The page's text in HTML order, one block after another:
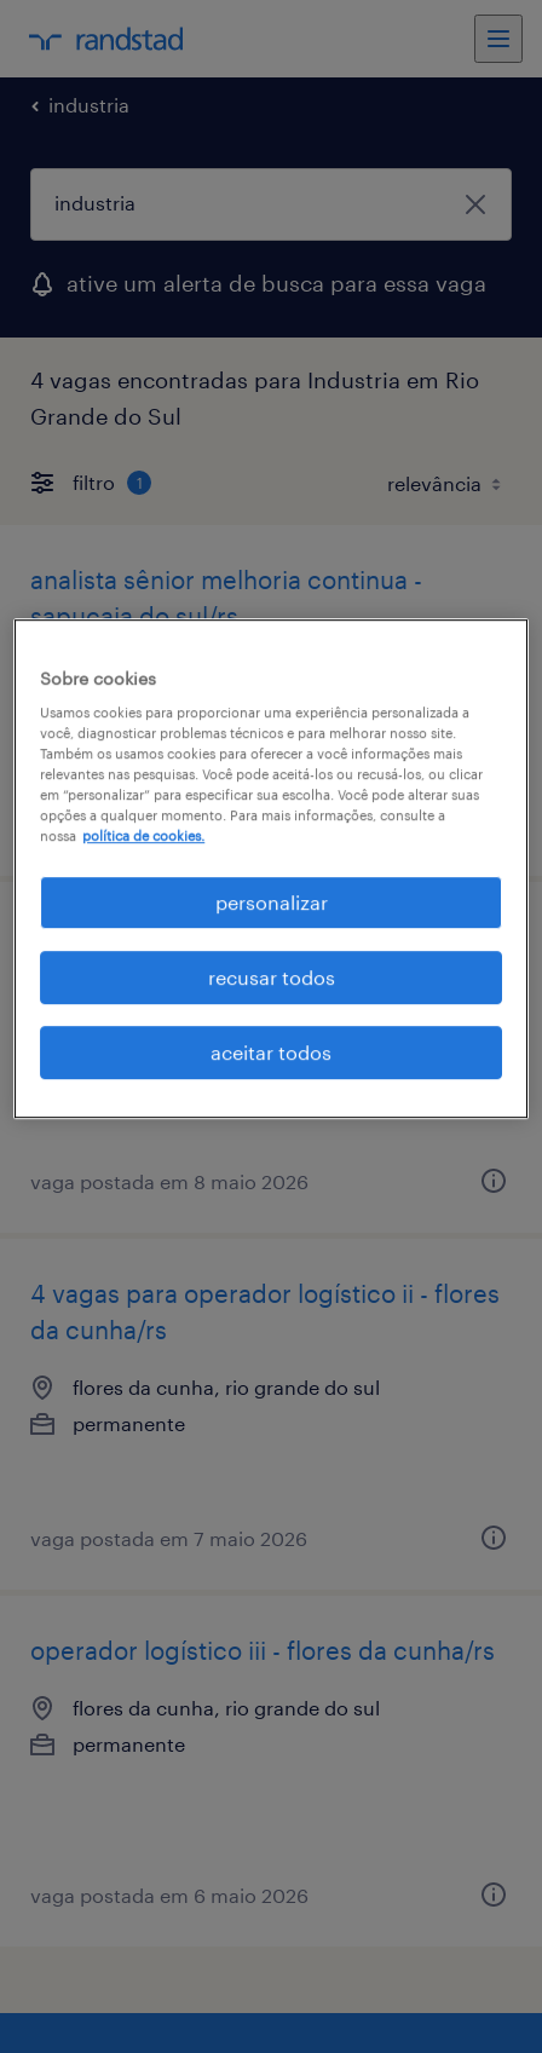
industria
ative um alerta de busca para essa vaga
4 vagas encontradas para Industria em Rio
Grande do Sul
filtro 1
analista sênior melhoria continua -
sapucaia do sul/rs
sapucaia do sul, rio grande do sul
permanente
vaga postada em 29 maio 2026
operador logístico iii - pelotas/rs
pelotas, rio grande do sul
permanente
vaga postada em 8 maio 2026
4 vagas para operador logístico ii - flores
da cunha/rs
flores da cunha, rio grande do sul
permanente
vaga postada em 7 maio 2026
operador logístico iii - flores da cunha/rs
flores da cunha, rio grande do sul
permanente
vaga postada em 6 maio 2026
Sobre cookies
Usamos cookies para proporcionar uma experiência personalizada a
você, diagnosticar problemas técnicos e para melhorar nosso site.
Também os usamos cookies para oferecer a você informações mais
relevantes nas pesquisas. Você pode aceitá-los ou recusá-los, ou clicar
em “personalizar” para especificar sua escolha. Você pode alterar suas
opções a qualquer momento. Para mais informações, consulte a
nossa política de cookies.
personalizar
recusar todos
aceitar todos